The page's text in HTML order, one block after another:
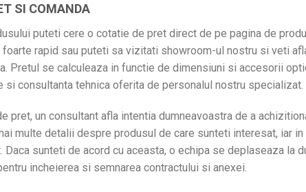
SI COMANDA
puteti cere o cotatie de pret direct de pe pagina de
rapid sau puteti sa vizitati showroom-ul nostru si veti
Pretul se calculeaza in functie de dimensiuni si accesorii
si consultanta tehnica oferita de personalul nostru specializat.
pret, un consultant afla intentia dumneavoastra de a
multe detalii despre produsul de care sunteti interesat, iar in
sunteti de acord cu aceasta, o echipa se deplaseaza la
incheierea si semnarea contractului si anexei.